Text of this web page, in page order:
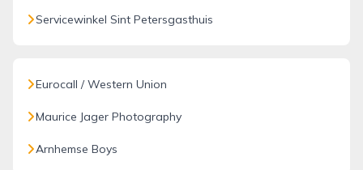
Servicewinkel Sint Petersgasthuis
Eurocall / Western Union
Maurice Jager Photography
Arnhemse Boys